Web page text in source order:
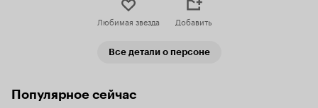
Любимая звезда Добавить
Все детали о персоне
Популярное сейчас